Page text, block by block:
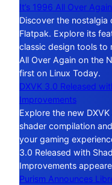
It’s 1996 All Over
Discover the
Flatpak. Explore its
classic design tools to
All Over Again on the
first on Linux Today.
DXVK 3.0 Released
Improvements
Explore the new
shader compilation
your gaming
3.0 Released with
Improvements
Purism Announces